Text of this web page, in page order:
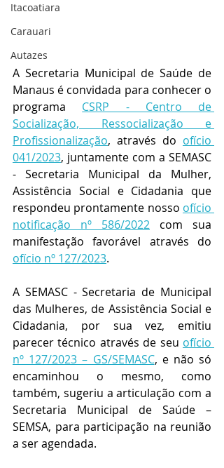
Itacoatiara
Carauari
Autazes
A Secretaria Municipal de Saúde de
Manaus é convidada para conhecer o
programa CSRP - Centro de
Socialização, Ressocialização e
Profissionalização, através do ofício
041/2023, juntamente com a SEMASC
- Secretaria Municipal da Mulher,
Assistência Social e Cidadania que
respondeu prontamente nosso ofício
notificação nº 586/2022 com sua
ofício nº 127/2023.
A SEMASC - Secretaria de Municipal
das Mulheres, de Assistência Social e
Cidadania, por sua vez, emitiu
parecer técnico através de seu ofício
nº 127/2023 – GS/SEMASC, e não só
encaminhou o mesmo, como
também, sugeriu a articulação com a
Secretaria Municipal de Saúde –
SEMSA, para participação na reunião
a ser agendada.